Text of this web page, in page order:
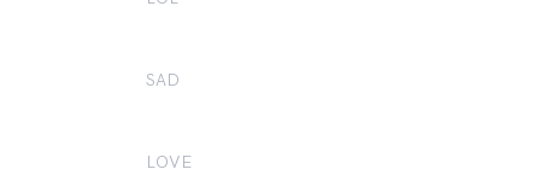
SAD
LOVE